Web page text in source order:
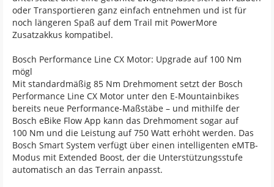
oder Transportieren ganz einfach entnehmen und ist für
noch längeren Spaß auf dem Trail mit PowerMore
Zusatzakkus kompatibel.
Bosch Performance Line CX Motor: Upgrade auf 100 Nm
mögl
Mit standardmäßig 85 Nm Drehmoment setzt der Bosch
Performance Line CX Motor unter den E-Mountainbikes
bereits neue Performance-Maßstäbe – und mithilfe der
Bosch eBike Flow App kann das Drehmoment sogar auf
100 Nm und die Leistung auf 750 Watt erhöht werden. Das
Bosch Smart System verfügt über einen intelligenten eMTB-
Modus mit Extended Boost, der die Unterstützungsstufe
automatisch an das Terrain anpasst.